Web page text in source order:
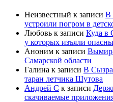
Неизвестный к записи В
устроили погром в
Любовь к записи Куда в
у которых изъяли
Аноним к записи
Самарской области
Галина к записи В
таран летчика Шутова
Андрей С к записи
скачиваемые